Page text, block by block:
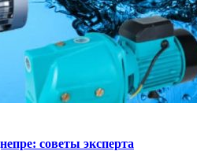
советы эксперта